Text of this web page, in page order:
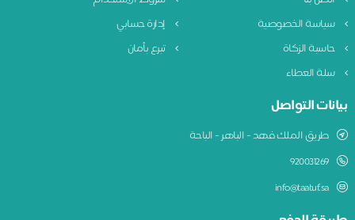
سياسة الخصوصية
إدارة حسابي
حاسبة الزكاة
تبرع بأمان
سلة العطاء
بيانات التواصل
طريق الملك فهد - الباهر - الباحة
920031269
info@taatuf.sa